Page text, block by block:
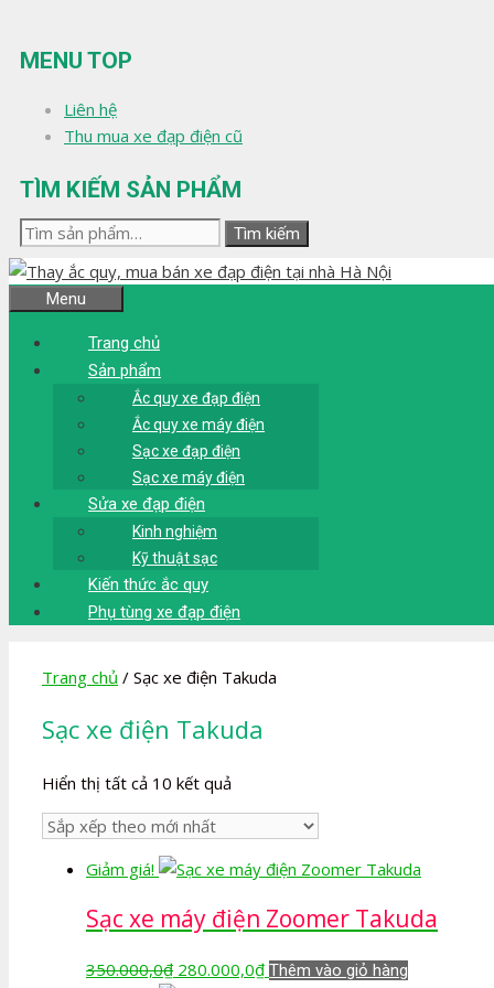
đến
nội
MENU TOP
Liên hệ
Thu mua xe đạp điện cũ
TÌM KIẾM SẢN PHẨM
Tìm
kiếm:
Tìm kiếm
Menu
Trang chủ
Sản phẩm
Ắc quy xe đạp điện
Ắc quy xe máy điện
Sạc xe đạp điện
Sạc xe máy điện
Sửa xe đạp điện
Kinh nghiệm
Kỹ thuật sạc
Kiến thức ắc quy
Phụ tùng xe đạp điện
Trang chủ / Sạc xe điện Takuda
Sạc xe điện Takuda
Hiển thị tất cả 10 kết quảĐã
sắp
xếp
theo
mới
nhất
Giảm giá!
Sạc xe máy điện Zoomer Takuda
350.000,0₫ Giá
280.000,0₫Giá
Thêm vào giỏ hàng